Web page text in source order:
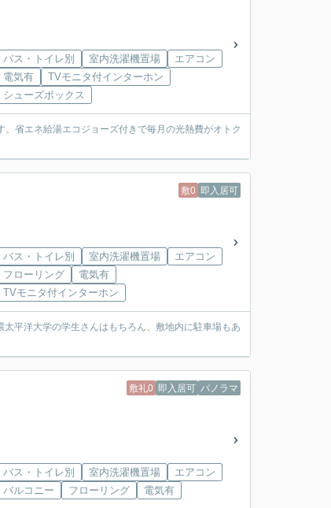
バス・トイレ別 室内洗濯機置場
エアコン
電気有
TVモニタ付インターホン
シューズボックス
省エネ給湯エコジョーズ付きで毎月の光熱費がオトク
敷0 即入居可
バス・トイレ別 室内洗濯機置場
エアコン
フローリング
電気有
TVモニタ付インターホン
平洋大学の学生さんはもちろん、敷地内に駐車場もあ
敷礼0 即入居可 パノラマ
バス・トイレ別 室内洗濯機置場
エアコン
バルコニー
フローリング 電気有